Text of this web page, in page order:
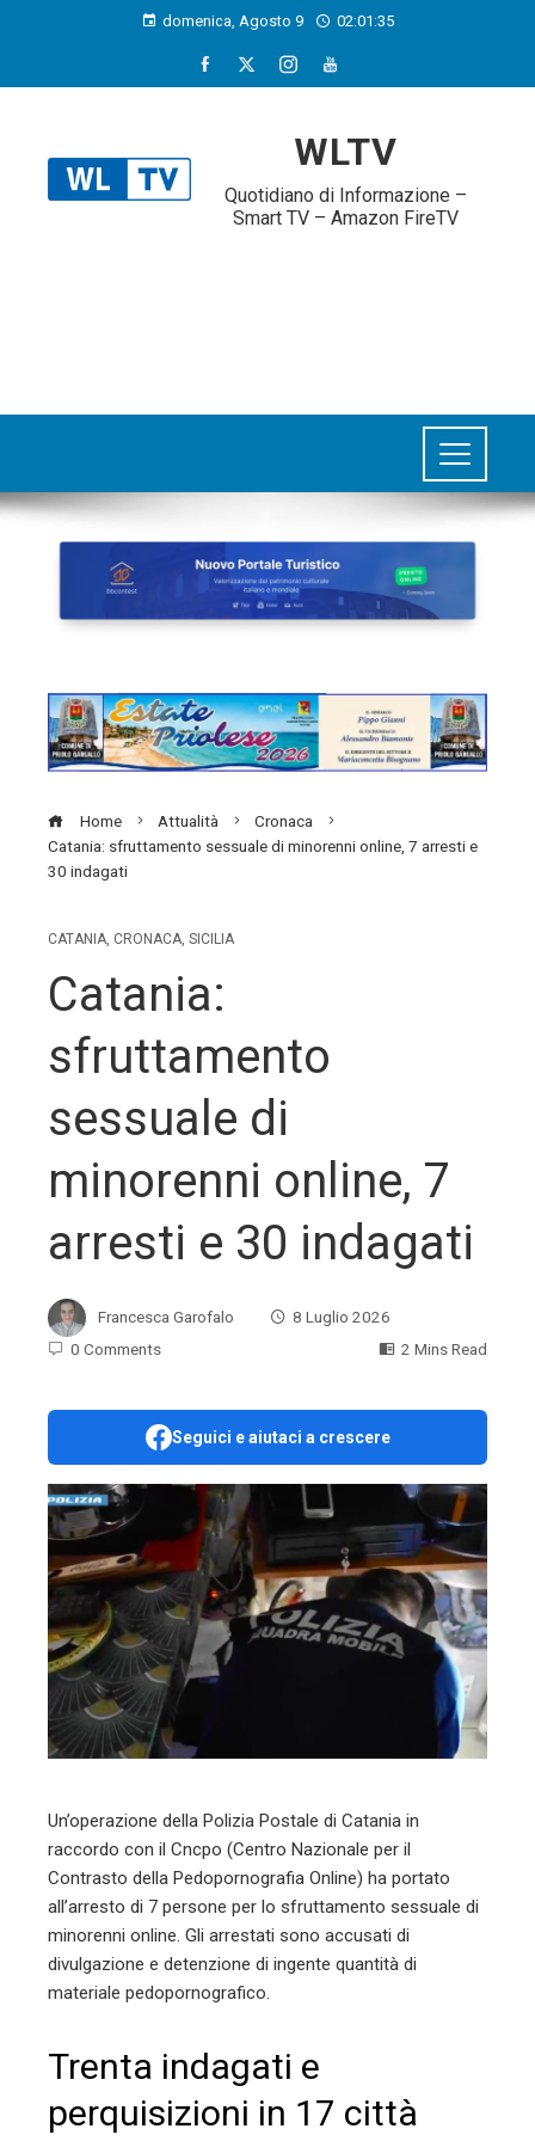
domenica, Agosto 9 02:01:36
WLTV
Quotidiano di Informazione –
Smart TV – Amazon FireTV
Home Attualità
Cronaca
Catania: sfruttamento sessuale di minorenni online, 7 arresti e
30 indagati
CATANIA, CRONACA, SICILIA
Catania:
sfruttamento
sessuale di
minorenni online, 7
arresti e 30 indagati
Francesca Garofalo
8 Luglio 2026
0 Comments
2 Mins Read
Seguici e aiutaci a crescere
Un’operazione della Polizia Postale di Catania in
raccordo con il Cncpo (Centro Nazionale per il
Contrasto della Pedopornografia Online) ha portato
all’arresto di 7 persone per lo sfruttamento sessuale di
minorenni online. Gli arrestati sono accusati di
divulgazione e detenzione di ingente quantità di
materiale pedopornografico.
Trenta indagati e
perquisizioni in 17 città